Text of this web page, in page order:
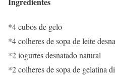
*4 cubos de gelo
*4 colheres de sopa de leite
*2 iogurtes desnatado natural
*2 colheres de sopa de gelatina